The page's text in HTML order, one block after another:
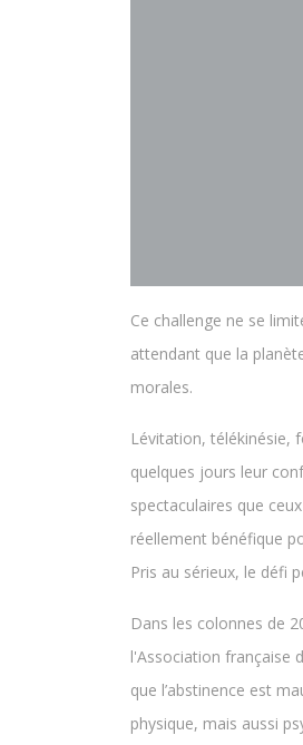
Ce challenge ne se
attendant que la
morales.
Lévitation, télékinésie,
quelques jours leur
spectaculaires que
réellement bénéfique
Pris au sérieux, le défi
Dans les colonnes de
l'Association française
que l’abstinence est
physique, mais aussi